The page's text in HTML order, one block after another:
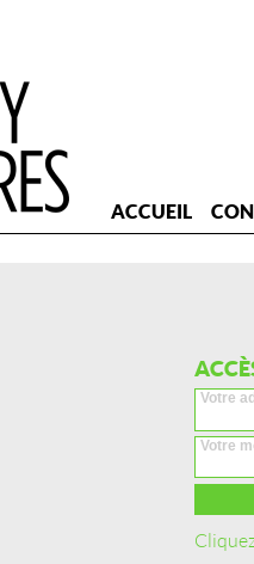
ACCUEIL
Votre
Votre